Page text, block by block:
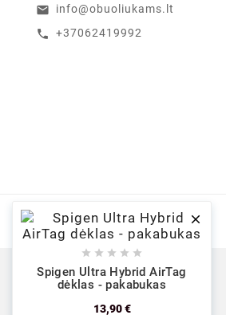

    
Spigen Ultra Hybrid AirTag
dėklas - pakabukas
13,90 €
email info@obuoliukams.lt
call +37062419992
© 2021-2026 - obuoliukams.lt